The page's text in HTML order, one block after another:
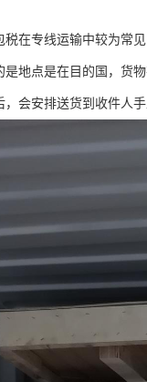
税在专线运输中较为常
是地点是在目的国，货
会安排送货到收件人手